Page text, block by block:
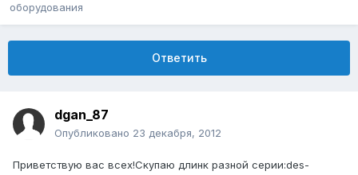
оборудования
Ответить
dgan_87
Опубликовано 23 декабря, 2012
Приветствую вас всех!Скупаю длинк разной серии:des-